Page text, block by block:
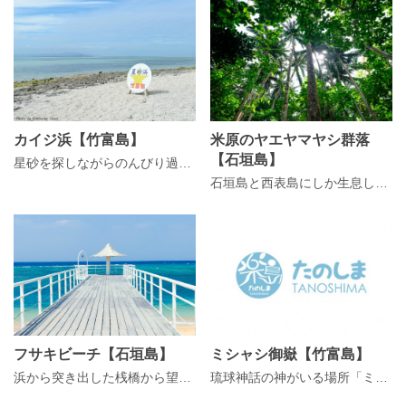
カイジ浜【竹富島】
米原のヤエヤマヤシ群落
【石垣島】
フサキビーチ【石垣島】 ミシャシ御嶽【竹富島】